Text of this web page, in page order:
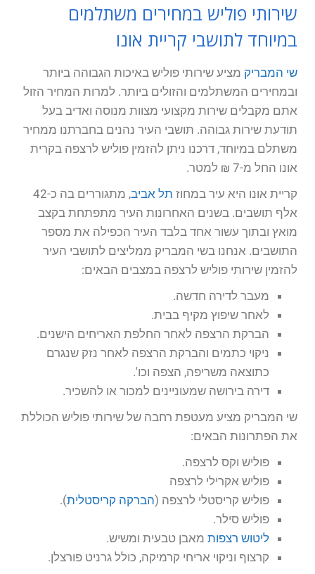
שירותי פוליש במחירים משתלמים
במיוחד לתושבי קריית אונו
שי המבריק מציע שירותי פוליש באיכות הגבוהה ביותר
ובמחירים המשתלמים והזולים ביותר. למרות המחיר הזול
אתם מקבלים שירות מקצועי מצוות מנוסה ואדיב בעל
תודעת שירות גבוהה. תושבי העיר נהנים בחברתנו ממחיר
משתלם במיוחד, דרכנו ניתן להזמין פוליש לרצפה בקרית
אונו החל מ-7 ₪ למטר.
קריית אונו היא עיר במחוז תל אביב
, מתגוררים בה כ-42
אלף תושבים. בשנים האחרונות העיר מתפתחת בקצב
מואץ ובתוך עשור אחד בלבד העיר הכפילה את מספר
התושבים. אנחנו בשי המבריק ממליצים לתושבי העיר
להזמין שירותי פוליש לרצפה במצבים הבאים:
מעבר לדירה חדשה.
לאחר שיפוץ מקיף בבית.
הברקת הרצפה לאחר החלפת האריחים הישנים.
ניקוי כתמים והברקת הרצפה לאחר נזק שנגרם
כתוצאה משריפה, הצפה וכו'.
דירה בירושה שמעוניינים למכור או להשכיר.
שי המבריק מציע מעטפת רחבה של שירותי פוליש הכוללת
את הפתרונות הבאים:
פוליש וקס לרצפה.
פוליש אקרילי לרצפה
פוליש קריסטלי לרצפה (הברקה קריסטלית).
פוליש סילר.
ליטוש רצפות מאבן טבעית ומשיש.
קרצוף וניקוי אריחי קרמיקה, כולל גרניט פורצלן.